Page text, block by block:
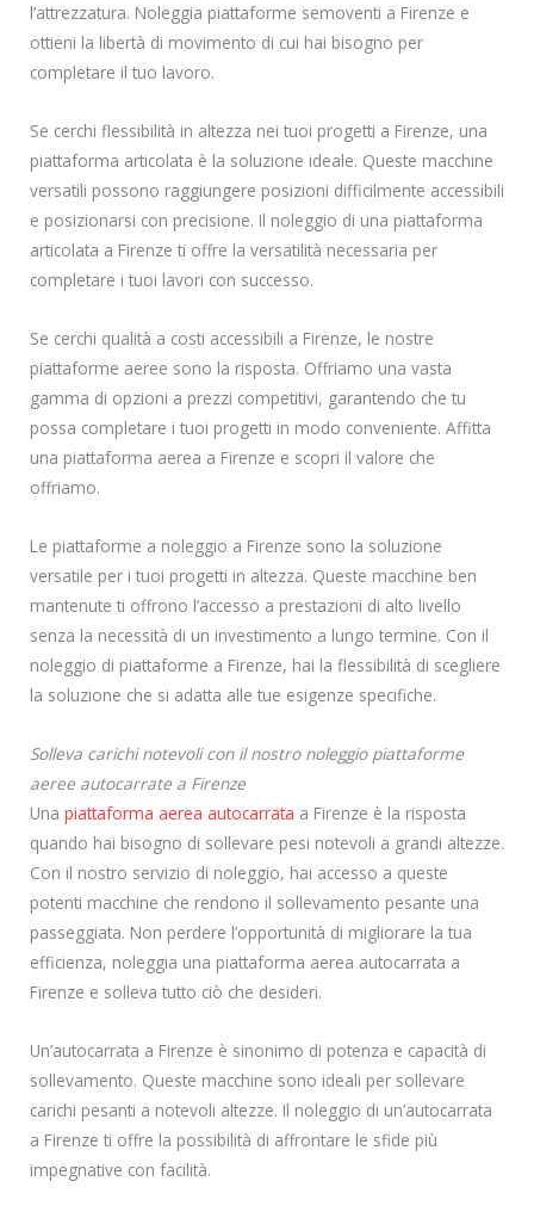
l’attrezzatura. Noleggia piattaforme semoventi a Firenze e
ottieni la libertà di movimento di cui hai bisogno per
completare il tuo lavoro.
Se cerchi flessibilità in altezza nei tuoi progetti a Firenze, una
piattaforma articolata è la soluzione ideale. Queste macchine
versatili possono raggiungere posizioni difficilmente accessibili
e posizionarsi con precisione. Il noleggio di una piattaforma
articolata a Firenze ti offre la versatilità necessaria per
completare i tuoi lavori con successo.
Se cerchi qualità a costi accessibili a Firenze, le nostre
piattaforme aeree sono la risposta. Offriamo una vasta
gamma di opzioni a prezzi competitivi, garantendo che tu
possa completare i tuoi progetti in modo conveniente. Affitta
una piattaforma aerea a Firenze e scopri il valore che
offriamo.
Le piattaforme a noleggio a Firenze sono la soluzione
versatile per i tuoi progetti in altezza. Queste macchine ben
mantenute ti offrono l’accesso a prestazioni di alto livello
senza la necessità di un investimento a lungo termine. Con il
noleggio di piattaforme a Firenze, hai la flessibilità di scegliere
la soluzione che si adatta alle tue esigenze specifiche.
Solleva carichi notevoli con il nostro noleggio piattaforme
aeree autocarrate a Firenze
Una piattaforma aerea autocarrata a Firenze è la risposta
quando hai bisogno di sollevare pesi notevoli a grandi altezze.
Con il nostro servizio di noleggio, hai accesso a queste
potenti macchine che rendono il sollevamento pesante una
passeggiata. Non perdere l’opportunità di migliorare la tua
efficienza, noleggia una piattaforma aerea autocarrata a
Firenze e solleva tutto ciò che desideri.
Un’autocarrata a Firenze è sinonimo di potenza e capacità di
sollevamento. Queste macchine sono ideali per sollevare
carichi pesanti a notevoli altezze. Il noleggio di un’autocarrata
a Firenze ti offre la possibilità di affrontare le sfide più
impegnative con facilità.